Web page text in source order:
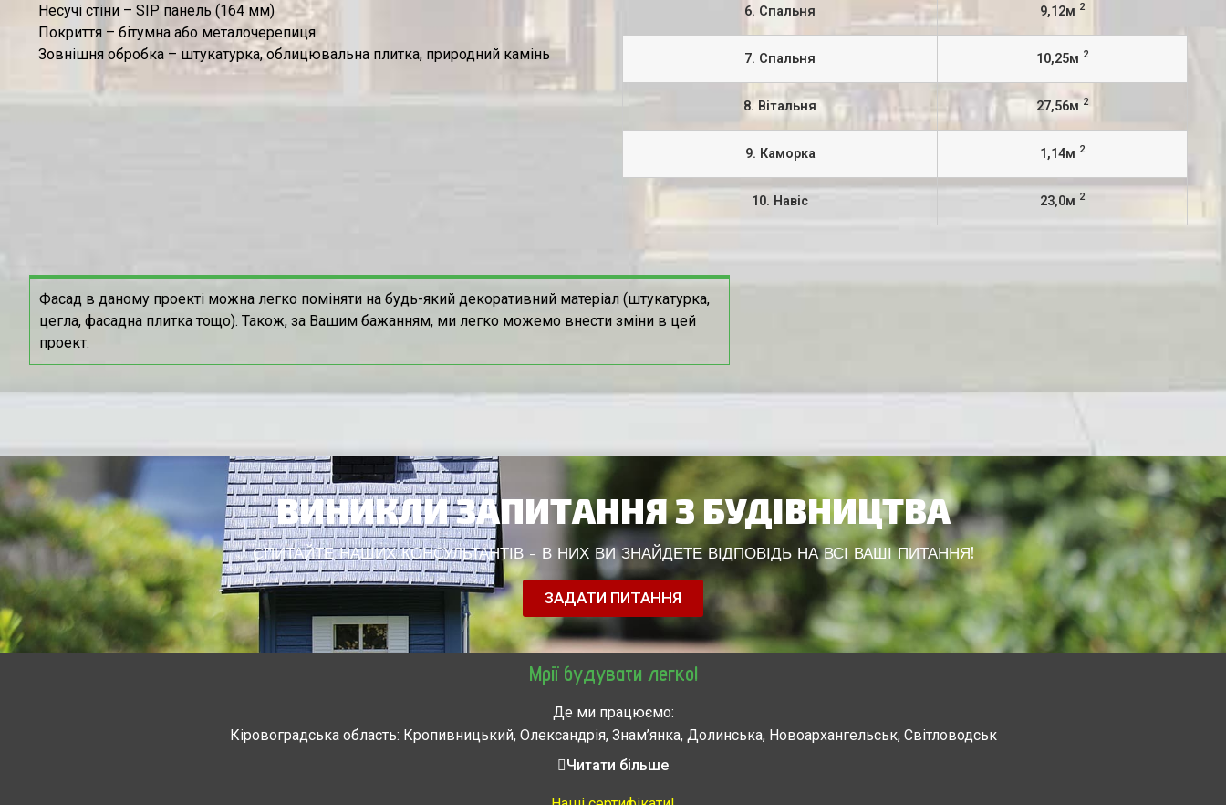
Несучі стіни – SIP панель (164 мм)
Покриття – бітумна або металочерепиця
Зовнішня обробка – штукатурка, облицювальна плитка, природний камінь
6. Спальня 9,12м 2
7. Спальня 10,25м 2
8. Вітальня 27,56м 2
9. Каморка 1,14м 2
10. Навіс 23,0м 2
Фасад в даному проекті можна легко поміняти на будь-який декоративний матеріал (штукатурка,
цегла, фасадна плитка тощо). Також, за Вашим бажанням, ми легко можемо внести зміни в цей
проект.
ВИНИКЛИ ЗАПИТАННЯ З БУДІВНИЦТВА
СПИТАЙТЕ НАШИХ КОНСУЛЬТАНТІВ - В НИХ ВИ ЗНАЙДЕТЕ ВІДПОВІДЬ НА ВСІ ВАШІ ПИТАННЯ!
ЗАДАТИ ПИТАННЯ
Мрії будувати легко!
Де ми працюємо:
Кіровоградська область: Кропивницький, Олександрія, Знам’янка, Долинська, Новоархангельськ, Світловодськ
Черкасская область: Ватутино, Городище, Жашков, Звенигородка, Золотоноша, Каменка, Канев, Корсунь-Шевченковский,
Читати більше